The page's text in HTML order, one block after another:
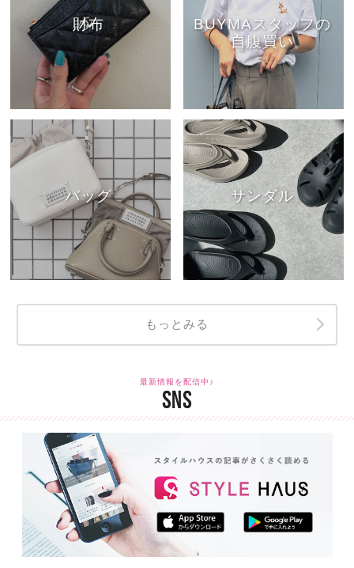
財布
BUYMAスタッフの
自腹買い
バッグ サンダル
もっとみる
最新情報を配信中♪
SNS